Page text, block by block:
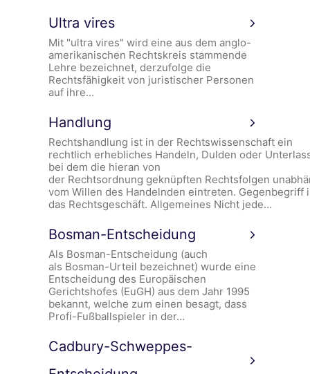
Ultra vires
Mit "ultra vires" wird eine aus dem anglo-
amerikanischen Rechtskreis stammende
Lehre bezeichnet, derzufolge die
Rechtsfähigkeit von juristischer Personen
auf ihre…
Handlung
Rechtshandlung ist in der Rechtswissenschaft ein
rechtlich erhebliches Handeln, Dulden oder
bei dem die hieran von
der Rechtsordnung geknüpften Rechtsfolgen
vom Willen des Handelnden eintreten. Gegenbegriff
das Rechtsgeschäft. Allgemeines Nicht jede…
Bosman-Entscheidung
Als Bosman-Entscheidung (auch
als Bosman-Urteil bezeichnet) wurde eine
Entscheidung des Europäischen
Gerichtshofes (EuGH) aus dem Jahr 1995
bekannt, welche zum einen besagt, dass
Profi-Fußballspieler in der…
Cadbury-Schweppes-